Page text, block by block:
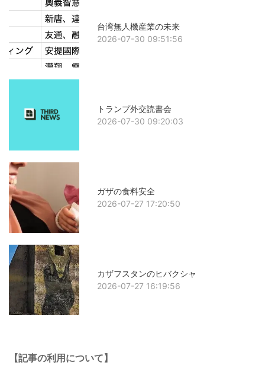
台湾無人機産業の未来
2026-07-30 09:51:56
トランプ外交読書会
2026-07-30 09:20:03
ガザの食料安全
2026-07-27 17:20:50
カザフスタンのヒバクシャ
2026-07-27 16:19:56
【記事の利用について】